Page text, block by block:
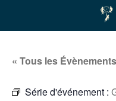
« Tous les Évènements
Série d'événement :